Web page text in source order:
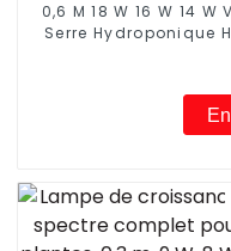
0,6 M 18 W 16 W 14
Serre Hydroponique